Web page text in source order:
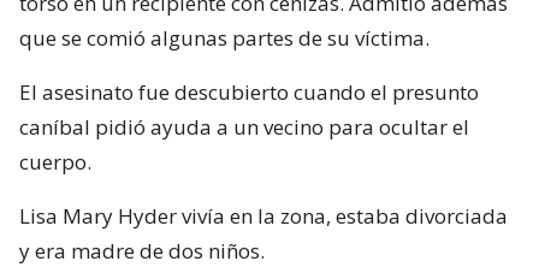
que se comió algunas partes de su víctima.
El asesinato fue descubierto cuando el presunto
caníbal pidió ayuda a un vecino para ocultar el
cuerpo.
Lisa Mary Hyder vivía en la zona, estaba divorciada
y era madre de dos niños.